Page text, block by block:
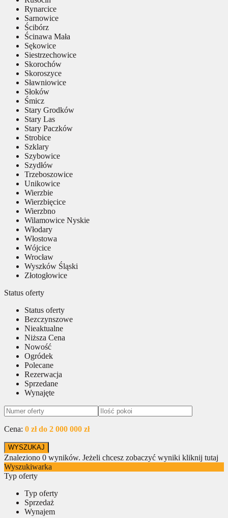
Rynarcice
Sarnowice
Ścibórz
Ścinawa Mała
Sękowice
Siestrzechowice
Skorochów
Skoroszyce
Sławniowice
Słoków
Śmicz
Stary Grodków
Stary Las
Stary Paczków
Strobice
Szklary
Szybowice
Szydłów
Trzeboszowice
Unikowice
Wierzbie
Wierzbięcice
Wierzbno
Wilamowice Nyskie
Włodary
Włostowa
Wójcice
Wrocław
Wyszków Śląski
Złotogłowice
Status oferty
Status oferty
Bezczynszowe
Nieaktualne
Niższa Cena
Nowość
Ogródek
Polecane
Rezerwacja
Sprzedane
Wynajęte
Cena: 0 zł do 2 000 000 zł
Znaleziono 0 wyników. Jeżeli chcesz zobaczyć wyniki kliknij tutaj
Wyszukiwarka
Typ oferty
Typ oferty
Sprzedaż
Wynajem